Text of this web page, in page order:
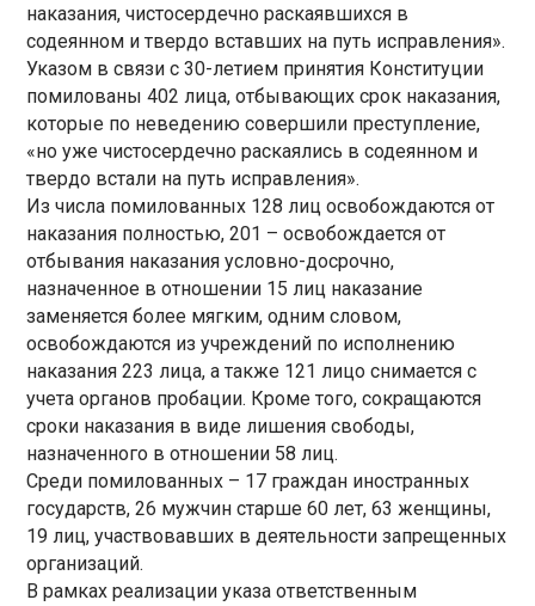
наказания, чистосердечно раскаявшихся в
содеянном и твердо вставших на путь исправления».
Указом в связи с 30-летием принятия Конституции
помилованы 402 лица, отбывающих срок наказания,
которые по неведению совершили преступление,
«но уже чистосердечно раскаялись в содеянном и
твердо встали на путь исправления».
Из числа помилованных 128 лиц освобождаются от
наказания полностью, 201 – освобождается от
отбывания наказания условно-досрочно,
назначенное в отношении 15 лиц наказание
заменяется более мягким, одним словом,
освобождаются из учреждений по исполнению
наказания 223 лица, а также 121 лицо снимается с
учета органов пробации. Кроме того, сокращаются
сроки наказания в виде лишения свободы,
назначенного в отношении 58 лиц.
Среди помилованных – 17 граждан иностранных
государств, 26 мужчин старше 60 лет, 63 женщины,
19 лиц, участвовавших в деятельности запрещенных
организаций.
В рамках реализации указа ответственным